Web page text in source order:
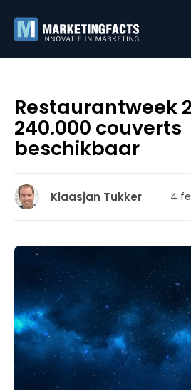
Restaurantweek
240.000 couverts
beschikbaar
Klaasjan Tukker 4